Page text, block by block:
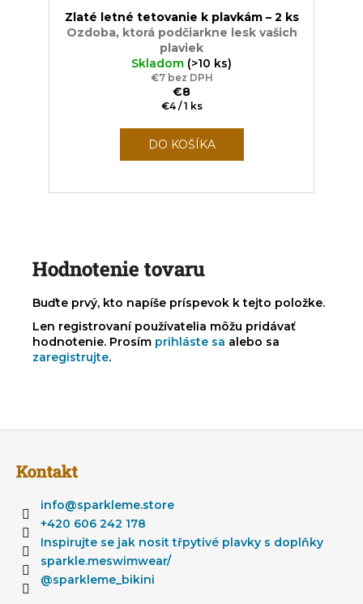
Zlaté letné tetovanie k plavkám – 2 ks
Ozdoba, ktorá podčiarkne lesk vašich
plaviek
Skladom (>10 ks)
€7 bez DPH
€8
Jednotková
€4 / 1 ks
DO KOŠÍKA
Hodnotenie tovaru
Buďte prvý, kto napíše príspevok k tejto položke.
Len registrovaní používatelia môžu pridávať
hodnotenie. Prosím prihláste sa alebo sa
zaregistrujte.
Kontakt
info@sparkleme.store
+420 606 242 178
Inspirujte se jak nosit třpytivé plavky s doplňky
sparkle.meswimwear/
@sparkleme_bikini